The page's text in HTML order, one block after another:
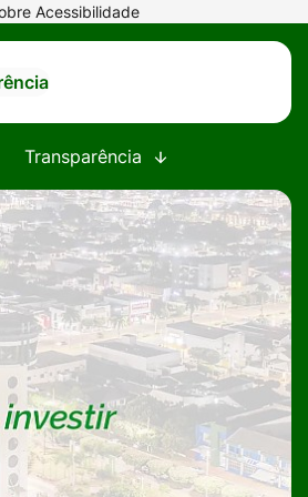
Acessibilidade
Transparência